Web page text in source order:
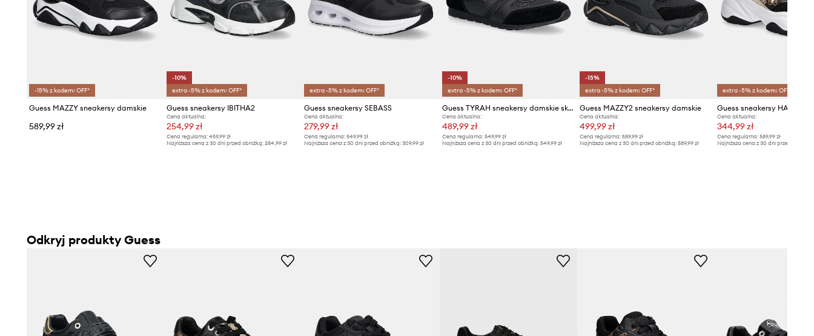
ID Produktu
-15% z kodem: OFF*
Guess MAZZY sneakersy damskie
589,99 zł
-10%
extra -5% z kodem: OFF*
Guess sneakersy IBITHA2
Cena aktualna:
254,99 zł
Cena regularna:459,99 zł
Najniższa cena z 30 dni przed obniżką:284,99 zł
extra -5% z kodem: OFF*
Guess sneakersy SEBASS
Cena aktualna:
279,99 zł
Cena regularna: 549,99 zł
Najniższa cena z 30 dni przed obniżką: 309,99 zł
-10%
extra -5% z kodem: OFF*
Guess TYRAH sneakersy damskie skórzane
Cena aktualna:
489,99 zł
Cena regularna: 549,99 zł
Najniższa cena z 30 dni przed obniżką: 549,99 zł
-15%
extra -5% z kodem: OFF*
Guess MAZZY2 sneakersy damskie
Cena aktualna:
499,99 zł
Cena regularna:589,99 zł
Najniższa cena z 30 dni przed obniżką:589,99 zł
extra -5% z kodem: OFF*
Guess sneakersy HARPAA
Cena aktualna:
344,99 zł
Cena regularna: 589,99 zł
Najniższa cena z 30 dni przed obniżką:
Odkryj produkty Guess